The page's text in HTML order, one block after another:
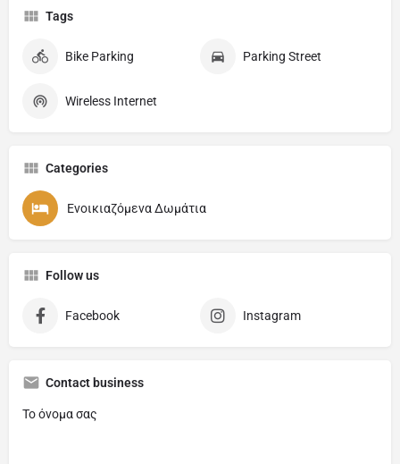
Tags
Bike Parking Parking Street
Wireless Internet
Categories
Ενοικιαζόμενα Δωμάτια
Follow us
Facebook Instagram
Contact business
Το όνομα σας